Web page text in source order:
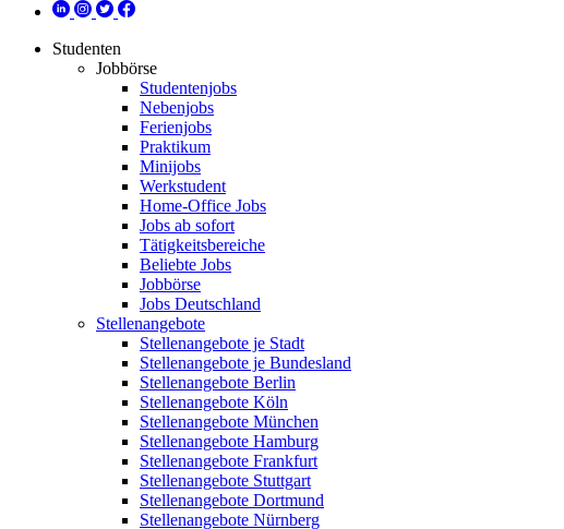
Studenten
Jobbörse
Studentenjobs
Nebenjobs
Ferienjobs
Praktikum
Minijobs
Werkstudent
Home-Office Jobs
Jobs ab sofort
Tätigkeitsbereiche
Beliebte Jobs
Jobbörse
Jobs Deutschland
Stellenangebote
Stellenangebote je Stadt
Stellenangebote je Bundesland
Stellenangebote Berlin
Stellenangebote Köln
Stellenangebote München
Stellenangebote Hamburg
Stellenangebote Frankfurt
Stellenangebote Stuttgart
Stellenangebote Dortmund
Stellenangebote Nürnberg